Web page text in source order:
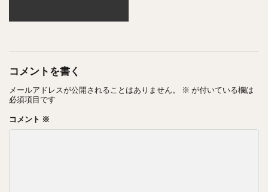
また乙かと思います。
コメントを書く
メールアドレスが公開されることはありません。 ※ が付いている欄は
必須項目です
コメント ※